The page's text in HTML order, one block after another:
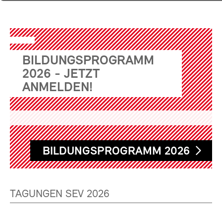
BILDUNGSPROGRAMM
2026 - JETZT
ANMELDEN!
BILDUNGSPROGRAMM 2026
TAGUNGEN SEV 2026